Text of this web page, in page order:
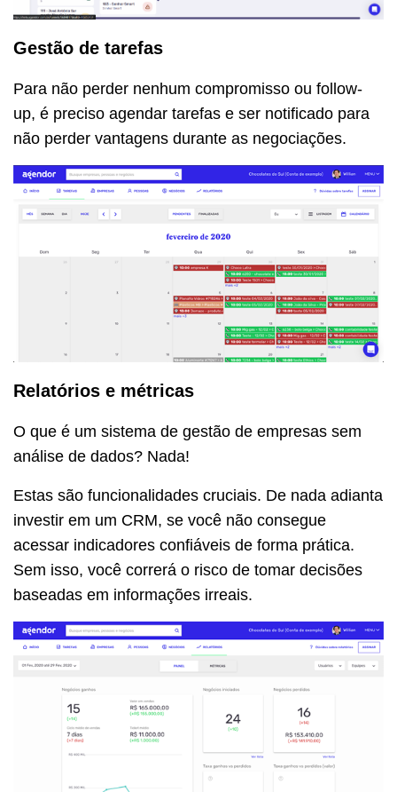
Gestão de tarefas
Para não perder nenhum compromisso ou follow-
up, é preciso agendar tarefas e ser notificado para
não perder vantagens durante as negociações.
Relatórios e métricas
O que é um sistema de gestão de empresas sem
análise de dados? Nada!
Estas são funcionalidades cruciais. De nada adianta
investir em um CRM, se você não consegue
acessar indicadores confiáveis de forma prática.
Sem isso, você correrá o risco de tomar decisões
baseadas em informações irreais.